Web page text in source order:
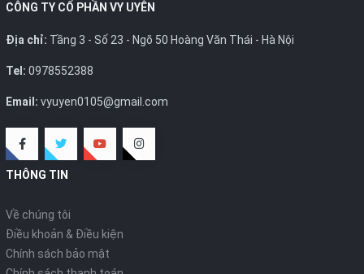
CÔNG TY CỔ PHẦN VY UYÊN
Địa chỉ: Tầng 3 - Số 23 - Ngõ 50 Hoàng Văn Thái - Hà Nội
Tel: 0978552388
Email: vyuyen0105@gmail.com
THÔNG TIN
Về chúng tôi
Điều khoản & Điều kiện
Chính sách bảo mật